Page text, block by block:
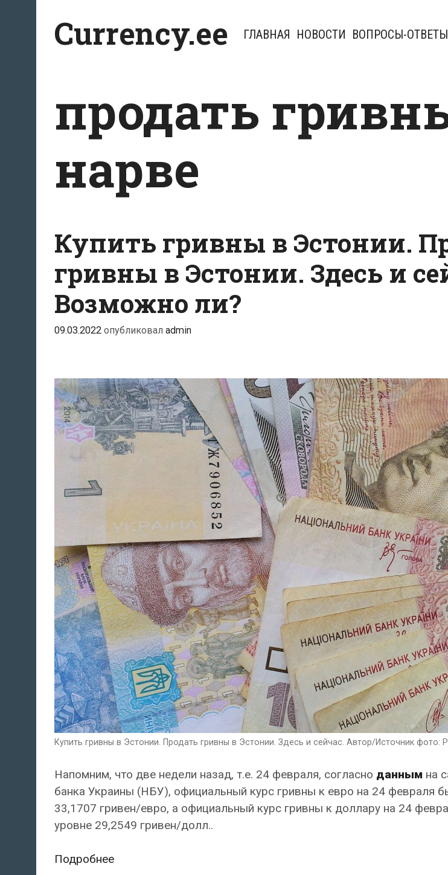
содержимому
Currency.ee ГЛАВНАЯ НОВОСТИ ВОПРОСЫ-ОТВЕТЫ
продать
нарве
Купить гривны в Эстонии.
гривны в Эстонии. Здесь и
Возможно ли?
09.03.2022 опубликовал admin
Купить гривны в Эстонии. Продать гривны в Эстонии. Здесь и сейчас. Автор/Источник фото:
Напомним, что две недели назад, т.е. 24 февраля, согласно данным на
банка Украины (НБУ), официальный курс гривны к евро на 24 февраля
33,1707 гривен/евро, а официальный курс гривны к доллару на 24
уровне 29,2549 гривен/долл..
ПодробнееКупить